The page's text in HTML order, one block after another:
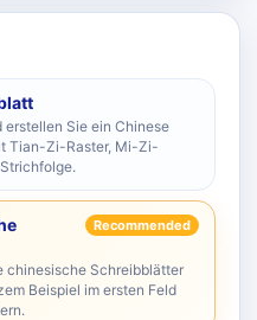
erstellen Sie ein Chinese
Tian-Zi-Raster, Mi-Zi-
Recommended
chinesische Schreibblätter
Beispiel im ersten Feld